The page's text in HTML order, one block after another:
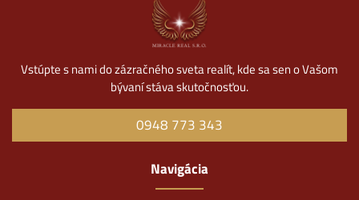
Vstúpte s nami do zázračného sveta realít, kde sa sen o Vašom
bývaní stáva skutočnosťou.
0948 773 343
Navigácia